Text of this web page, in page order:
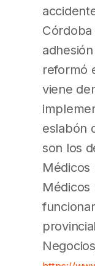
reformó
viene
eslabón
son los
Médicos
Médicos